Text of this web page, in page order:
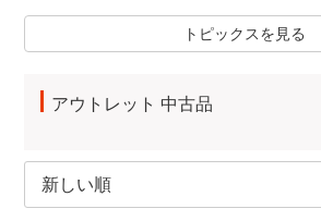
トピックスを見る
アウトレット 中古品